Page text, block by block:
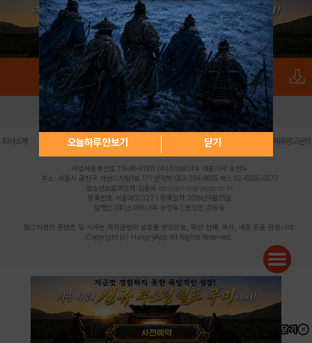
오늘하루 안보기 닫기
로그인 PC버전 전체앱
회사소개 | 개인정보 처리방침 불법촬영물 신고센터 제휴광고문의
사업자등록번호:119-86-61101 (주)스마트나우 대표이사:송현두
주소: 서울시 금천구 가산디지털1로 171 연락처:063-284-8635 팩스:02-6265-0377
청소년보호책임자:김동욱 desk@hungryapp.co.kr
등록번호:서울아02322 | 등록일자:2016년4월25일
발행인:(주)스마트나우 송현두 | 편집인:김동욱
헝그리앱의 콘텐츠 및 기사는 저작권법의 보호를 받으므로, 무단 전재, 복사, 배포 등을 금합니다.
Copyright (c) HungryApp All Rights Reserved.